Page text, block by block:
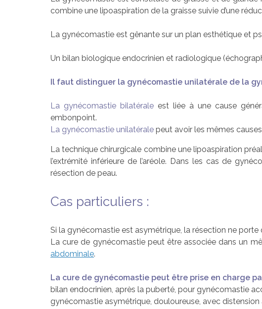
combine une lipoaspiration de la graisse suivie d’une
La gynécomastie est gênante sur un plan esthétique et
Un bilan biologique endocrinien et radiologique
Il faut distinguer la gynécomastie unilatérale de la
La gynécomastie bilatéraleest liée à une cause
embonpoint.
La gynécomastie unilatérale peut avoir les mêmes
La technique chirurgicale combine une lipoaspiration
l’extrémité inférieure de l’aréole. Dans les cas de
résection de peau.
Cas particuliers :
Si la gynécomastie est asymétrique, la résection ne porte
La cure de gynécomastie peut être associée dans un
abdominale.
La cure de gynécomastie peut être prise en charge
bilan endocrinien, après la puberté, pour gynécomastie
gynécomastie asymétrique, douloureuse, avec distension